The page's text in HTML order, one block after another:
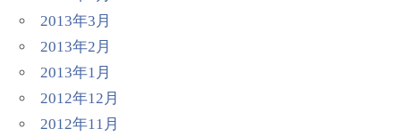
2013年3月
2013年2月
2013年1月
2012年12月
2012年11月